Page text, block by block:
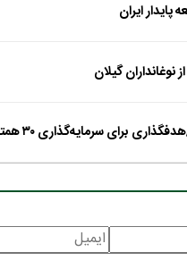
ایران
گیلان
سرمایه‌گذاری ۳۰ همتی در شیلات